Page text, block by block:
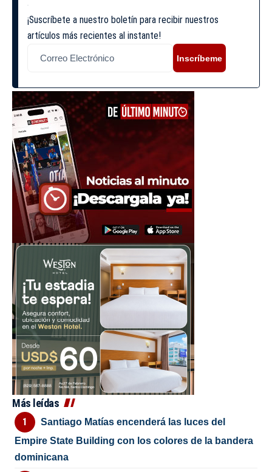
¡Suscríbete a nuestro boletín para recibir nuestros
artículos más recientes al instante!
Inscríbeme
Más leídas
Santiago Matías encenderá las luces del
Empire State Building con los colores de la bandera
dominicana